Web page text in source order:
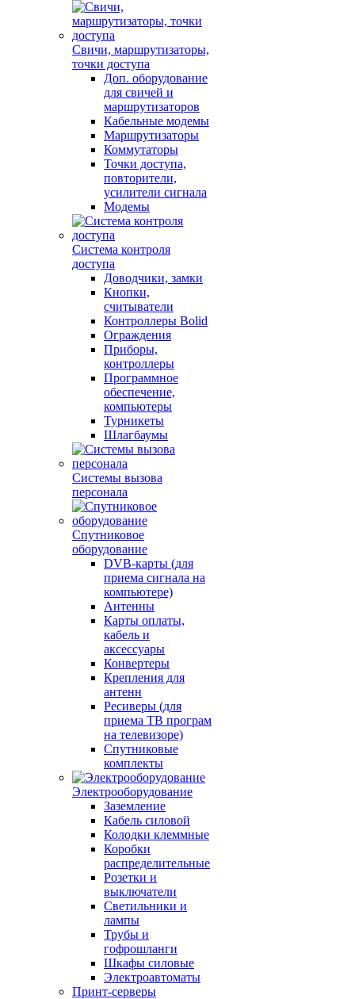
Свичи, маршрутизаторы,
точки доступа
Доп. оборудование
для свичей и
маршрутизаторов
Кабельные модемы
Маршрутизаторы
Коммутаторы
Точки доступа,
повторители,
усилители сигнала
Модемы
Система контроля
доступа
Доводчики, замки
Кнопки,
считыватели
Контроллеры Bolid
Ограждения
Приборы,
контроллеры
Программное
обеспечение,
компьютеры
Турникеты
Шлагбаумы
Системы вызова
персонала
Спутниковое
оборудование
DVB-карты (для
приема сигнала на
компьютере)
Антенны
Карты оплаты,
кабель и
аксессуары
Конвертеры
Крепления для
антенн
Ресиверы (для
приема ТВ програм
на телевизоре)
Спутниковые
комплекты
Электрооборудование
Заземление
Кабель силовой
Колодки клеммные
Коробки
распределительные
Розетки и
выключатели
Светильники и
лампы
Трубы и
гофрошланги
Шкафы силовые
Электроавтоматы
Принт-серверы